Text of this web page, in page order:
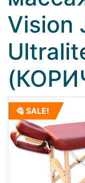
Vision
SALE!